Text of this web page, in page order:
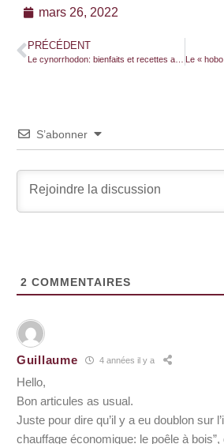
mars 26, 2022
PRÉCÉDENT
S’abonner
2 COMMENTAIRES
Guillaume 4 années il y a
Hello,
Bon articules as usual.
Juste pour dire qu’il y a eu doublon sur
chauffage économique: le poêle à